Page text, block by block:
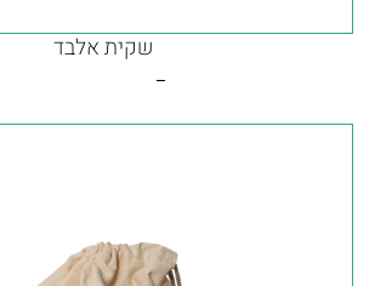
שקית אלבד